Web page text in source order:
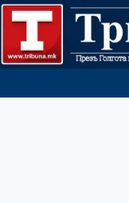
Skip
content